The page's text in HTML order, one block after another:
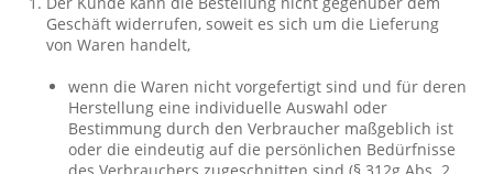
Geschäft widerrufen, soweit es sich um die Lieferung
von Waren handelt,
wenn die Waren nicht vorgefertigt sind und für deren
Herstellung eine individuelle Auswahl oder
Bestimmung durch den Verbraucher maßgeblich ist
oder die eindeutig auf die persönlichen Bedürfnisse